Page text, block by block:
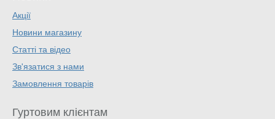
Акції
Новини магазину
Статті та відео
Зв'язатися з нами
Замовлення товарів
Гуртовим клієнтам